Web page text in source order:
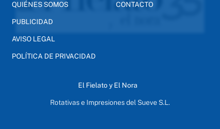
QUIÉNES SOMOS
PUBLICIDAD
AVISO LEGAL
POLÍTICA DE PRIVACIDAD
CONTACTO
El Fielato y El Nora
Rotativas e Impresiones del Sueve S.L.